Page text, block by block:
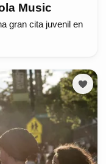
Music
gran cita juvenil en